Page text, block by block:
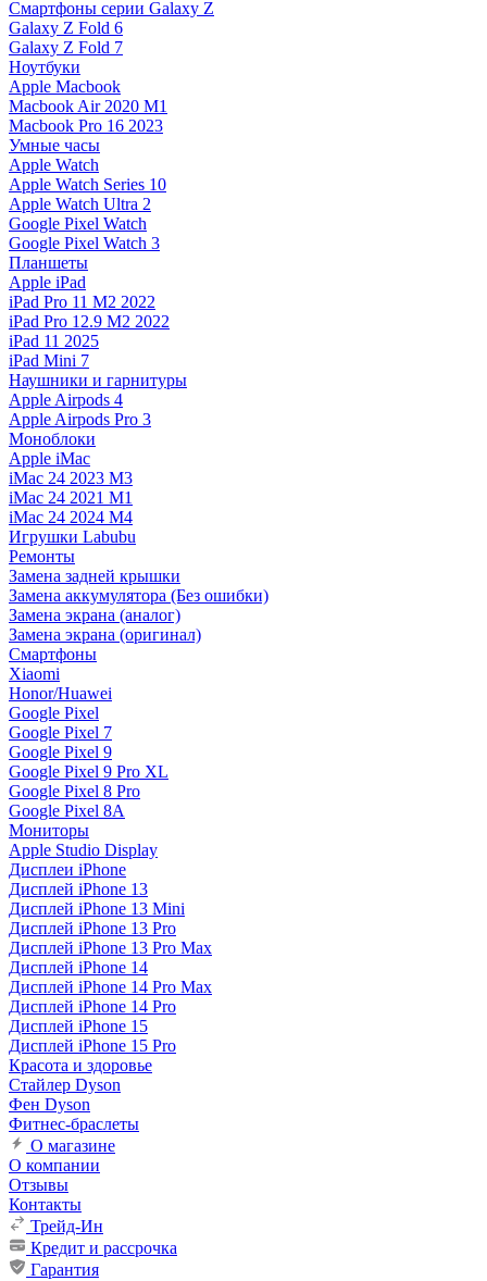
Смартфоны серии Galaxy Z
Galaxy Z Fold 6
Galaxy Z Fold 7
Ноутбуки
Apple Macbook
Macbook Air 2020 M1
Macbook Pro 16 2023
Умные часы
Apple Watch
Apple Watch Series 10
Apple Watch Ultra 2
Google Pixel Watch
Google Pixel Watch 3
Планшеты
Apple iPad
iPad Pro 11 M2 2022
iPad Pro 12.9 M2 2022
iPad 11 2025
iPad Mini 7
Наушники и гарнитуры
Apple Airpods 4
Apple Airpods Pro 3
Моноблоки
Apple iMac
iMac 24 2023 M3
iMac 24 2021 M1
iMac 24 2024 M4
Игрушки Labubu
Ремонты
Замена задней крышки
Замена аккумулятора (Без ошибки)
Замена экрана (аналог)
Замена экрана (оригинал)
Смартфоны
Xiaomi
Honor/Huawei
Google Pixel
Google Pixel 7
Google Pixel 9
Google Pixel 9 Pro XL
Google Pixel 8 Pro
Google Pixel 8A
Мониторы
Apple Studio Display
Дисплеи iPhone
Дисплей iPhone 13
Дисплей iPhone 13 Mini
Дисплей iPhone 13 Pro
Дисплей iPhone 13 Pro Max
Дисплей iPhone 14
Дисплей iPhone 14 Pro Max
Дисплей iPhone 14 Pro
Дисплей iPhone 15
Дисплей iPhone 15 Pro
Красота и здоровье
Стайлер Dyson
Фен Dyson
Фитнес-браслеты
О магазине
О компании
Отзывы
Контакты
Трейд-Ин
Кредит и рассрочка
Гарантия